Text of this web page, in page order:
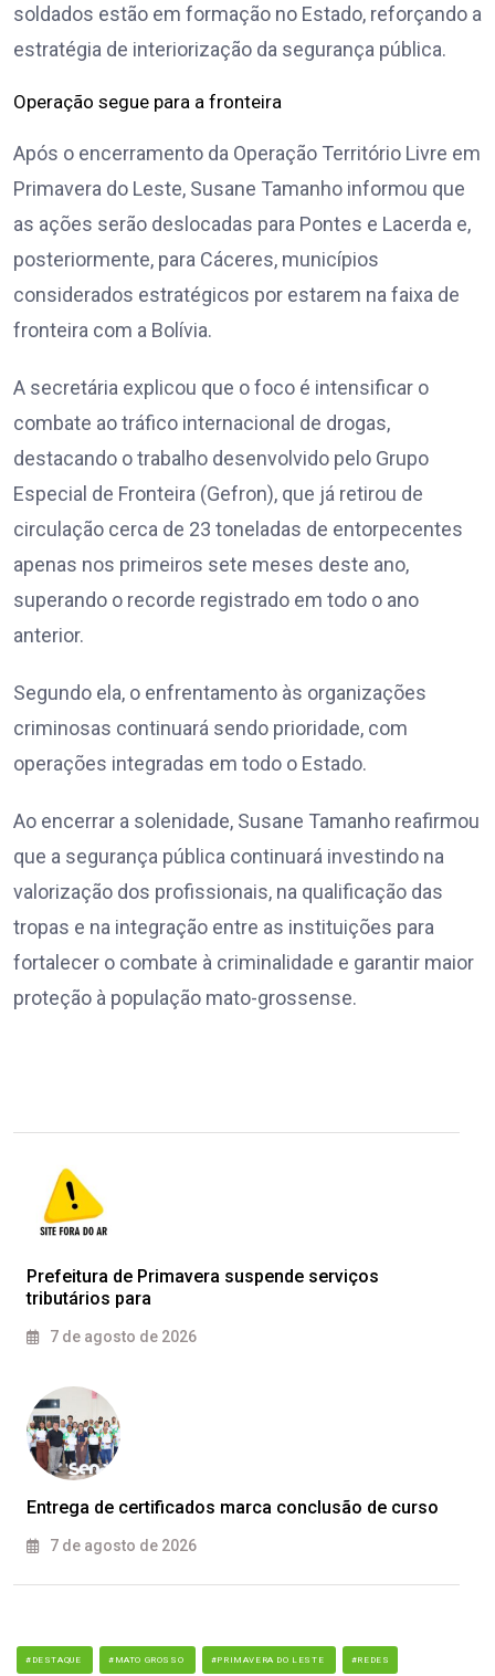
soldados estão em formação no Estado, reforçando a
estratégia de interiorização da segurança pública.
Operação segue para a fronteira
Após o encerramento da Operação Território Livre em
Primavera do Leste, Susane Tamanho informou que
as ações serão deslocadas para Pontes e Lacerda e,
posteriormente, para Cáceres, municípios
considerados estratégicos por estarem na faixa de
fronteira com a Bolívia.
A secretária explicou que o foco é intensificar o
combate ao tráfico internacional de drogas,
destacando o trabalho desenvolvido pelo Grupo
Especial de Fronteira (Gefron), que já retirou de
circulação cerca de 23 toneladas de entorpecentes
apenas nos primeiros sete meses deste ano,
superando o recorde registrado em todo o ano
anterior.
Segundo ela, o enfrentamento às organizações
criminosas continuará sendo prioridade, com
operações integradas em todo o Estado.
Ao encerrar a solenidade, Susane Tamanho reafirmou
que a segurança pública continuará investindo na
valorização dos profissionais, na qualificação das
tropas e na integração entre as instituições para
fortalecer o combate à criminalidade e garantir maior
proteção à população mato-grossense.
Prefeitura de Primavera suspende serviços
tributários para
7 de agosto de 2026
Entrega de certificados marca conclusão de curso
7 de agosto de 2026
#DESTAQUE #MATO GROSSO #PRIMAVERA DO LESTE #REDES